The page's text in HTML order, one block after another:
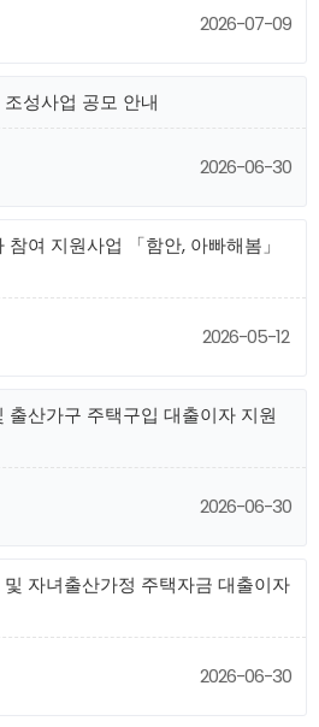
2026-07-09
성사업 공모 안내
2026-06-30
여 지원사업 「함안, 아빠해봄」
2026-05-12
산가구 주택구입 대출이자 지원
2026-06-30
자녀출산가정 주택자금 대출이자
2026-06-30